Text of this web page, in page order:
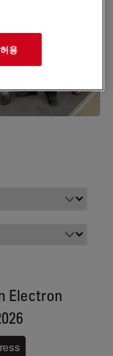
Electron
용